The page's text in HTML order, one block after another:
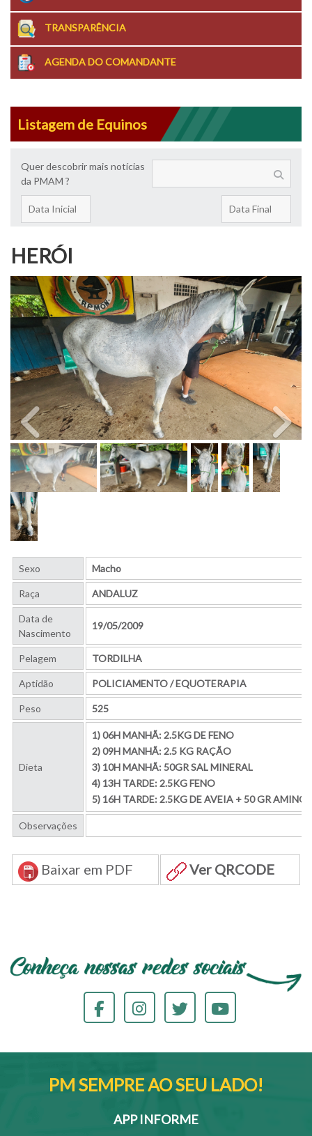
TRANSPARÊNCIA
AGENDA DO COMANDANTE
Listagem de Equinos
Quer descobrir mais notícias
da PMAM ?
HERÓI
Sexo Macho
Raça ANDALUZ
Data de
Nascimento
19/05/2009
Pelagem TORDILHA
Aptidão POLICIAMENTO / EQUOTERAPIA
Peso 525
Dieta
1) 06H MANHÃ: 2.5KG DE FENO
2) 09H MANHÃ: 2.5 KG RAÇÃO
3) 10H MANHÃ: 50GR SAL MINERAL
4) 13H TARDE: 2.5KG FENO
5) 16H TARDE: 2.5KG DE AVEIA + 50 GR
Observações
Baixar em PDF Ver QRCODE
PM SEMPRE AO SEU LADO!
APP INFORME